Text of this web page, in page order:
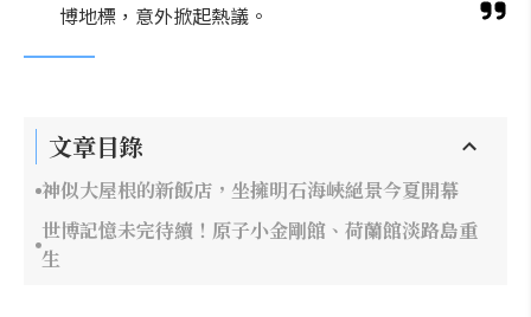
博地標，意外掀起熱議。
文章目錄
神似大屋根的新飯店，坐擁明石海峽絕景今夏開幕
世博記憶未完待續！原子小金剛館、荷蘭館淡路島重
生